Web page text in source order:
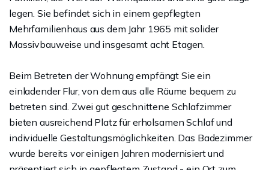
legen. Sie befindet sich in einem gepflegten
Mehrfamilienhaus aus dem Jahr 1965 mit solider
Massivbauweise und insgesamt acht Etagen.
Beim Betreten der Wohnung empfängt Sie ein
einladender Flur, von dem aus alle Räume bequem zu
betreten sind. Zwei gut geschnittene Schlafzimmer
bieten ausreichend Platz für erholsamen Schlaf und
individuelle Gestaltungsmöglichkeiten. Das Badezimmer
wurde bereits vor einigen Jahren modernisiert und